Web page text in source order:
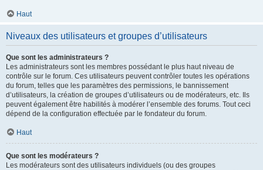
Haut
Niveaux des utilisateurs et groupes d’utilisateurs
Que sont les administrateurs ?
Les administrateurs sont les membres possédant le plus haut niveau de
contrôle sur le forum. Ces utilisateurs peuvent contrôler toutes les opérations
du forum, telles que les paramètres des permissions, le bannissement
d’utilisateurs, la création de groupes d’utilisateurs ou de modérateurs, etc. Ils
peuvent également être habilités à modérer l’ensemble des forums. Tout ceci
dépend de la configuration effectuée par le fondateur du forum.
Haut
Que sont les modérateurs ?
Les modérateurs sont des utilisateurs individuels (ou des groupes